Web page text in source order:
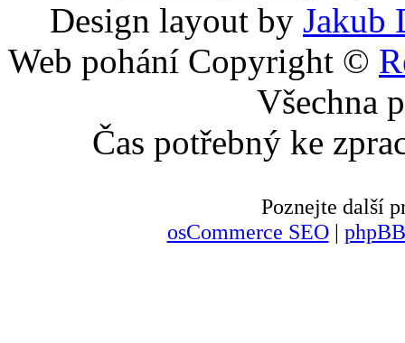
Design layout by Jakub
Web pohání Copyright ©
Všechna
Čas potřebný ke
Poznejte další
osCommerce SEO|